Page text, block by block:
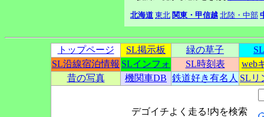
北海道 東北 関東・甲信越 北陸・中部
トップページ SL掲示板 緑の草子
SL沿線宿泊情報 SLインフォ SL時刻表
web
昔の写真
機関車DB 鉄道好き有名人 SLリ
デゴイチよく走る!内を検索